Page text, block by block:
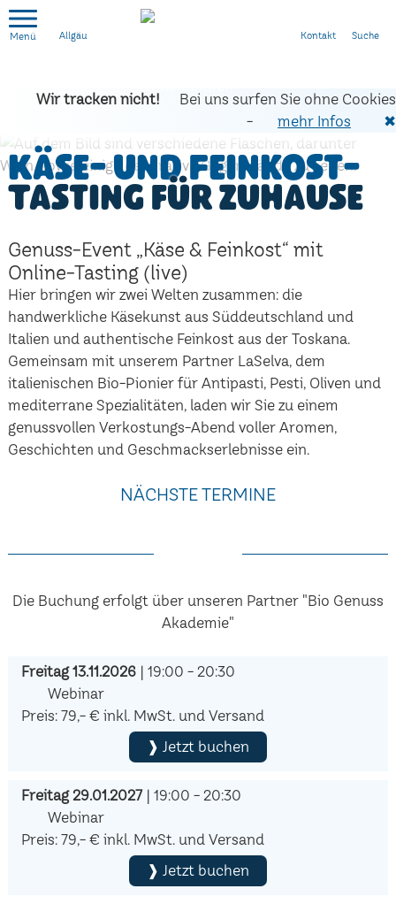
Allgäu
Wir tracken nicht!
Bei uns surfen Sie ohne Cookies
-
mehr Infos ✖
Käse- und Feinkost-
Tasting für zuhause
Genuss-Event „Käse & Feinkost“ mit
Online-Tasting (live)
Hier bringen wir zwei Welten zusammen: die
handwerkliche Käsekunst aus Süddeutschland und
Italien und authentische Feinkost aus der Toskana.
Gemeinsam mit unserem Partner LaSelva, dem
italienischen Bio-Pionier für Antipasti, Pesti, Oliven und
mediterrane Spezialitäten, laden wir Sie zu einem
genussvollen Verkostungs-Abend voller Aromen,
Geschichten und Geschmackserlebnisse ein.
NÄCHSTE TERMINE
Die Buchung erfolgt über unseren Partner "Bio Genuss
Akademie"
Freitag 13.11.2026| 19:00 - 20:30
Webinar
Preis: 79,- € inkl. MwSt. und Versand
❱ Jetzt buchen
Freitag 29.01.2027| 19:00 - 20:30
Webinar
Preis: 79,- € inkl. MwSt. und Versand
❱ Jetzt buchen